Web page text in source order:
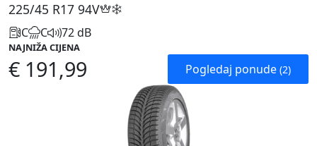
225/45 R17 94V
C C 72 dB
NAJNIŽA CIJENA
€ 191,99 Pogledaj ponude (2)